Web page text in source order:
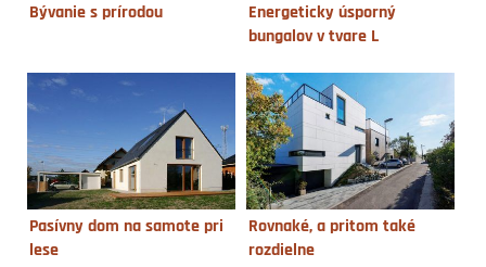
Bývanie s prírodou
Energeticky úsporný
bungalov v tvare L
Pasívny dom na samote pri
lese
Rovnaké, a pritom také
rozdielne